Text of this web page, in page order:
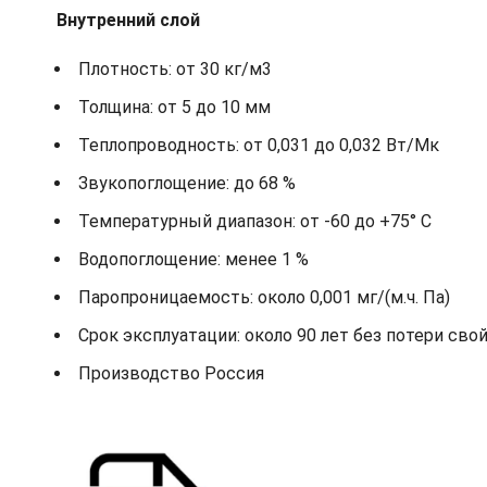
Внутренний слой
Плотность: от 30 кг/м3
Толщина: от 5 до 10 мм
Теплопроводность: от 0,031 до 0,032 Вт/Мк
Звукопоглощение: до 68 %
Температурный диапазон: от -60 до +75° С
Водопоглощение: менее 1 %
Паропроницаемость: около 0,001 мг/(м.ч. Па)
Срок эксплуатации: около 90 лет без потери
Производство Россия